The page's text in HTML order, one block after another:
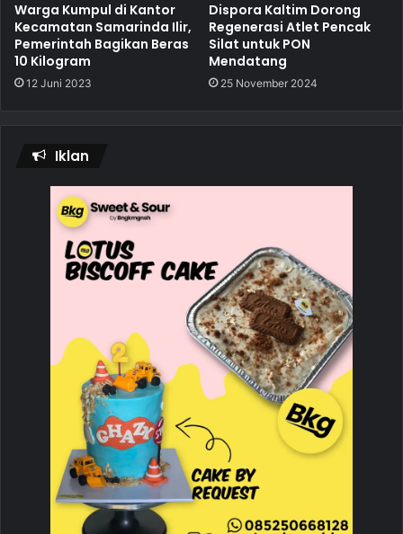
Warga Kumpul di Kantor
Kecamatan Samarinda Ilir,
Pemerintah Bagikan Beras
10 Kilogram
12 Juni 2023
Dispora Kaltim Dorong
Regenerasi Atlet Pencak
Silat untuk PON
Mendatang
25 November 2024
Iklan